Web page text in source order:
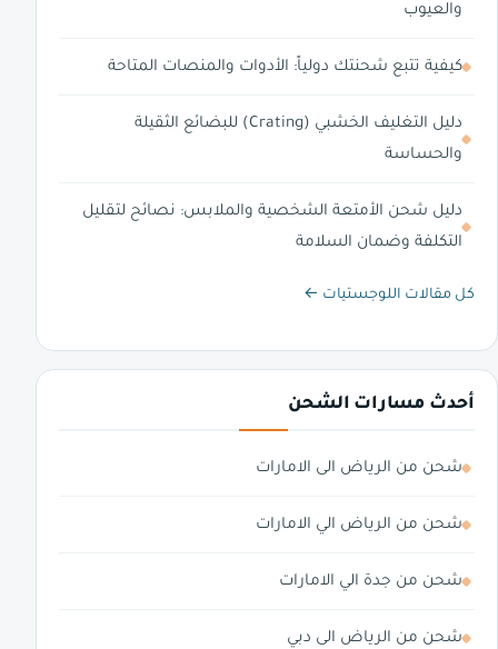
والعيوب
كيفية تتبع شحنتك دولياً: الأدوات والمنصات المتاحة
دليل التغليف الخشبي (Crating) للبضائع الثقيلة
والحساسة
دليل شحن الأمتعة الشخصية والملابس: نصائح لتقليل
التكلفة وضمان السلامة
كل مقالات اللوجستيات ←
أحدث مسارات الشحن
شحن من الرياض الى الامارات
شحن من الرياض الي الامارات
شحن من جدة الي الامارات
شحن من الرياض الى دبي